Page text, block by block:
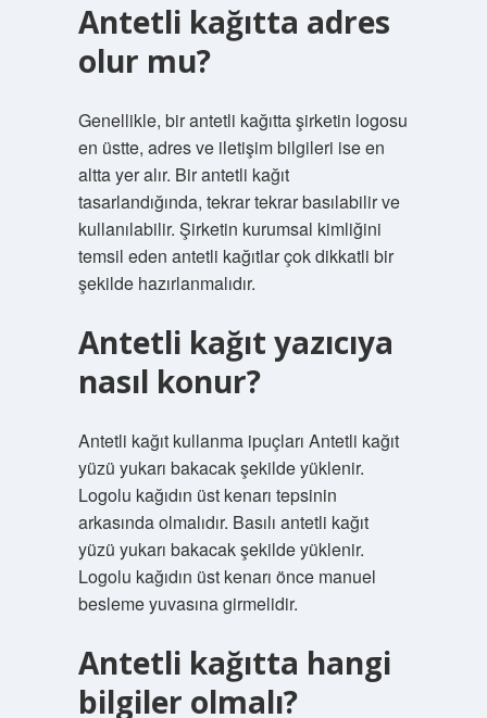
Antetli kağıtta adres
olur mu?
Genellikle, bir antetli kağıtta şirketin logosu
en üstte, adres ve iletişim bilgileri ise en
altta yer alır. Bir antetli kağıt
tasarlandığında, tekrar tekrar basılabilir ve
kullanılabilir. Şirketin kurumsal kimliğini
temsil eden antetli kağıtlar çok dikkatli bir
şekilde hazırlanmalıdır.
Antetli kağıt yazıcıya
nasıl konur?
Antetli kağıt kullanma ipuçları Antetli kağıt
yüzü yukarı bakacak şekilde yüklenir.
Logolu kağıdın üst kenarı tepsinin
arkasında olmalıdır. Basılı antetli kağıt
yüzü yukarı bakacak şekilde yüklenir.
Logolu kağıdın üst kenarı önce manuel
besleme yuvasına girmelidir.
Antetli kağıtta hangi
bilgiler olmalı?